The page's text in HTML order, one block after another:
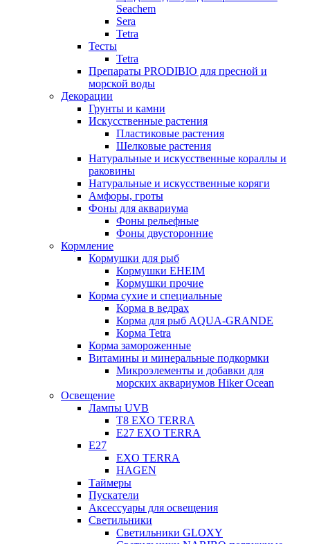
Seachem
Sera
Tetra
Тесты
Tetra
Препараты PRODIBIO для пресной и
морской воды
Декорации
Грунты и камни
Искусственные растения
Пластиковые растения
Шелковые растения
Натуральные и искусственные кораллы и
раковины
Натуральные и искусственные коряги
Амфоры, гроты
Фоны для аквариума
Фоны рельефные
Фоны двусторонние
Кормление
Кормушки для рыб
Кормушки EHEIM
Кормушки прочие
Корма сухие и специальные
Корма в ведрах
Корма для рыб AQUA-GRANDE
Корма Tetra
Корма замороженные
Витамины и минеральные подкормки
Микроэлементы и добавки для
морских аквариумов Hiker Ocean
Освещение
Лампы UVB
Т8 EXO TERRA
Е27 EXO TERRA
Е27
EXO TERRA
HAGEN
Таймеры
Пускатели
Аксессуары для освещения
Светильники
Светильники GLOXY